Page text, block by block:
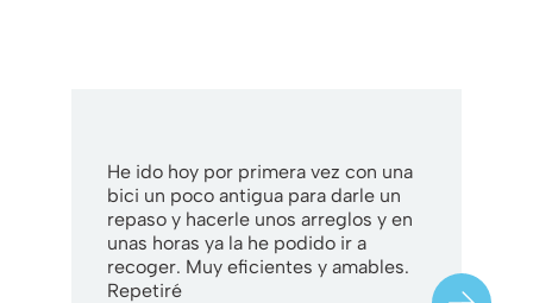
He ido hoy por primera vez con una
bici un poco antigua para darle un
repaso y hacerle unos arreglos y en
unas horas ya la he podido ir a
recoger. Muy eficientes y amables.
Repetiré